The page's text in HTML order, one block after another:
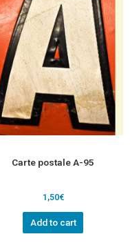
Carte postale A-95
1,50€
Add to cart